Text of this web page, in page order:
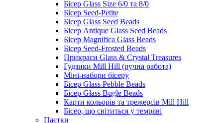
Бісер Glass Size 6/0 та 8/0
Бісер Seed-Petite
Бісер Glass Seed Beads
Бісер Antique Glass Seed Beads
Бісер Magnifica Glass Beads
Бісер Seed-Frosted Beads
Прикраси Glass & Crystal Treasures
Гудзики Mill Hill (ручна работа)
Міні-набори бісеру
Бісер Glass Pebble Beads
Бісер Glass Bugle Beads
Карти кольорів та трежерсів Mill Hill
Бісер, що світиться у темряві
Паєтки